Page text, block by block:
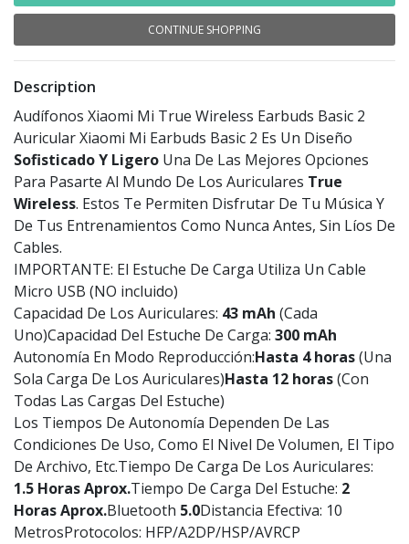
CONTINUE SHOPPING
Description
Audífonos Xiaomi Mi True Wireless Earbuds Basic 2
Auricular Xiaomi Mi Earbuds Basic 2 Es Un Diseño
Sofisticado Y Ligero Una De Las Mejores Opciones
Para Pasarte Al Mundo De Los Auriculares True
Wireless. Estos Te Permiten Disfrutar De Tu Música Y
De Tus Entrenamientos Como Nunca Antes, Sin Líos De
Cables.
IMPORTANTE: El Estuche De Carga Utiliza Un Cable
Micro USB (NO incluido)
Capacidad De Los Auriculares: 43 mAh (Cada
Uno)Capacidad Del Estuche De Carga: 300 mAh
Autonomía En Modo Reproducción:Hasta 4 horas(Una
Sola Carga De Los Auriculares)Hasta 12 horas(Con
Todas Las Cargas Del Estuche)
Los Tiempos De Autonomía Dependen De Las
Condiciones De Uso, Como El Nivel De Volumen, El Tipo
De Archivo, Etc.Tiempo De Carga De Los Auriculares:
1.5 Horas Aprox.Tiempo De Carga Del Estuche: 2
Horas Aprox.Bluetooth 5.0Distancia Efectiva: 10
MetrosProtocolos: HFP/A2DP/HSP/AVRCP